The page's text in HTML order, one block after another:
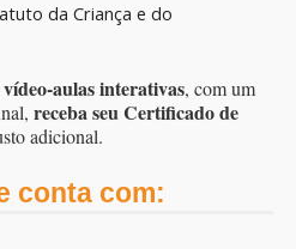
da Criança e do
aulas interativas, com um
receba seu Certificado de
adicional.
conta com: